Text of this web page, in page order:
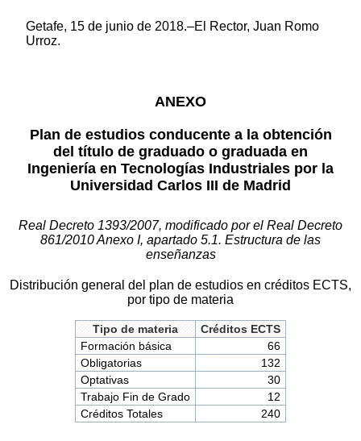
Getafe, 15 de junio de 2018.–El Rector, Juan Romo
Urroz.
ANEXO
Plan de estudios conducente a la obtención
del título de graduado o graduada en
Ingeniería en Tecnologías Industriales por la
Universidad Carlos III de Madrid
Real Decreto 1393/2007, modificado por el Real Decreto
861/2010 Anexo I, apartado 5.1. Estructura de las
enseñanzas
Distribución general del plan de estudios en créditos ECTS,
por tipo de materia
Tipo de materia
Créditos ECTS
Formación básica
66
Obligatorias
132
Optativas
30
Trabajo Fin de Grado
12
Créditos Totales
240